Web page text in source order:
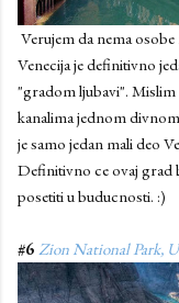
Verujem da nema
Venecija je definitivno
"gradom ljubavi".
kanalima jednom
je samo jedan mali deo
Definitivno ce ovaj grad
posetiti u buducnosti. :)
#6 Zion National Park,